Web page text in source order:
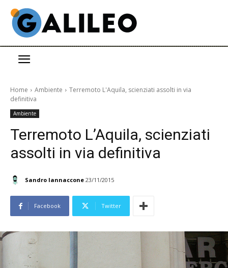
Home Ambiente
Terremoto L'Aquila, scienziati assolti in via
definitiva
Ambiente
Terremoto L’Aquila, scienziati
assolti in via definitiva
Sandro Iannaccone 23/11/2015
Facebook Twitter